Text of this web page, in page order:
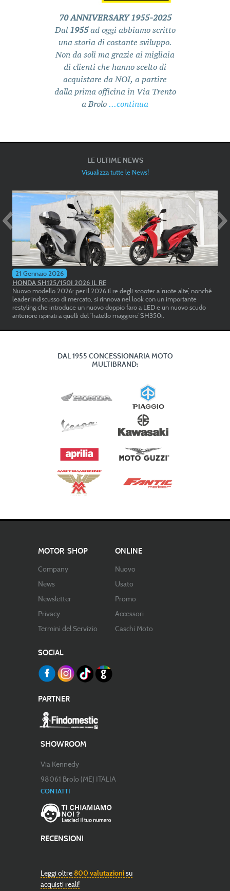
GTS 125 SUPERTECH
VESPA SPRINT 150 S
BRAND:
CATEGORIA
SCOOTER
DISP DA:
11/2025
€5.499,00
BRAND:
HONDA
€2.290,00
70 ANNIVERSARY 1955-2025
Dal 1955ad oggi abbiamo scritto
una storia di costante sviluppo.
Non da soli ma grazie ai migliaia
di clienti che hanno scelto di
acquistare da NOI, a partire
dalla prima officina in Via Trento
a Brolo ...continua
LE ULTIME NEWS
Visualizza tutte le News!
21 Gennaio 2026
HONDA SH125/150I 2026 IL RE
Nuovo modello 2026: per il 2026 il re degli scooter a ‘ruote alte’, nonché
leader indiscusso di mercato, si rinnova nel look con un importante
restyling che introduce un nuovo doppio faro a LED e un nuovo scudo
anteriore ispirati a quelli del ‘fratello maggiore’ SH350i.
DAL 1955 CONCESSIONARIA MOTO
MULTIBRAND:
MOTOR SHOP
Company
News
Newsletter
Privacy
Termini del Servizio
ONLINE
Nuovo
Usato
Promo
Accessori
Caschi Moto
SOCIAL
PARTNER
SHOWROOM
Via Kennedy
98061 Brolo (ME) ITALIA
CONTATTI
RECENSIONI
Leggi oltre800 valutazionisu
acquisti reali!